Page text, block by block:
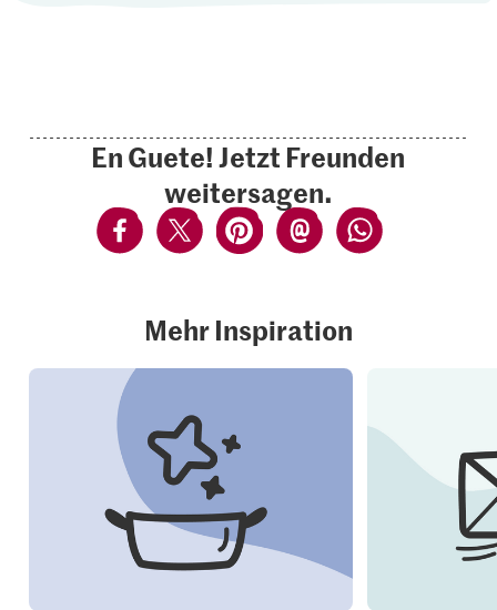
En Guete! Jetzt Freunden
weitersagen.
Mehr Inspiration